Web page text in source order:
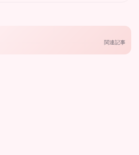
関連記事